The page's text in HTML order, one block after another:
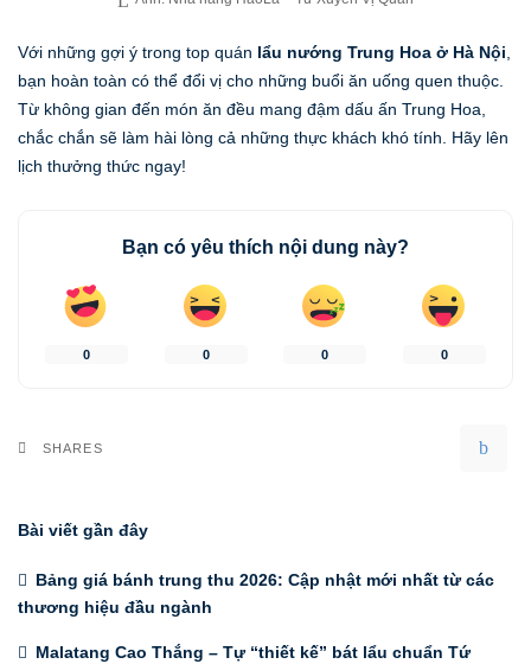
Với những gợi ý trong top quán lẩu nướng Trung Hoa ở Hà Nội,
bạn hoàn toàn có thể đổi vị cho những buổi ăn uống quen thuộc.
Từ không gian đến món ăn đều mang đậm dấu ấn Trung Hoa,
chắc chắn sẽ làm hài lòng cả những thực khách khó tính. Hãy lên
lịch thưởng thức ngay!
Bạn có yêu thích nội dung này?
0 0 0 0
SHARES
Bài viết gần đây
Bảng giá bánh trung thu 2026: Cập nhật mới nhất từ các
thương hiệu đầu ngành
Malatang Cao Thắng – Tự “thiết kế” bát lẩu chuẩn Tứ